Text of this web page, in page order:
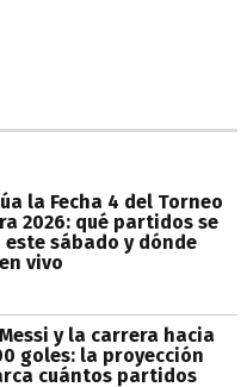
la Fecha 4 del Torneo
2026: qué partidos se
este sábado y dónde
vivo
y la carrera hacia
goles: la proyección
cuántos partidos